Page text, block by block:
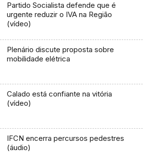
Partido Socialista defende que é
urgente reduzir o IVA na Região
(vídeo)
Plenário discute proposta sobre
mobilidade elétrica
Calado está confiante na vitória
(vídeo)
IFCN encerra percursos pedestres
(áudio)